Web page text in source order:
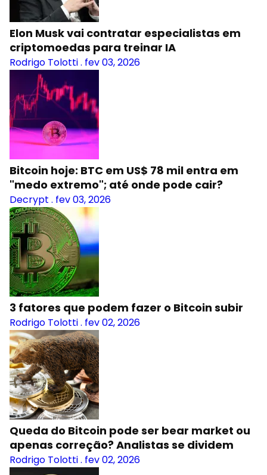
Elon Musk vai contratar especialistas em
criptomoedas para treinar IA
Rodrigo Tolotti. fev 03, 2026
Bitcoin hoje: BTC em US$ 78 mil entra em
"medo extremo"; até onde pode cair?
Decrypt . fev 03, 2026
3 fatores que podem fazer o Bitcoin subir
Rodrigo Tolotti. fev 02, 2026
Queda do Bitcoin pode ser bear market ou
apenas correção? Analistas se dividem
Rodrigo Tolotti. fev 02, 2026